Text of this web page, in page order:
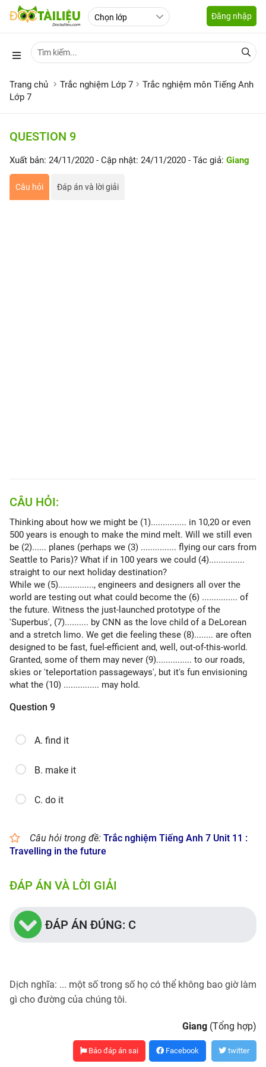
Đăng nhập
Trang chủ Trắc nghiệm Lớp 7
Trắc nghiệm môn Tiếng Anh
Lớp 7
QUESTION 9
Xuất bản: 24/11/2020 - Cập nhật: 24/11/2020 - Tác giả: Giang
Câu hỏi Đáp án và lời giải
CÂU HỎI:
Thinking about how we might be (1)............... in 10,20 or even
500 years is enough to make the mind melt. Will we still even
be (2)...... planes (perhaps we (3) ............... flying our cars from
Seattle to Paris)? What if in 100 years we could (4)...............
straight to our next holiday destination?
While we (5)..............., engineers and designers all over the
world are testing out what could become the (6) ............... of
the future. Witness the just-launched prototype of the
'Superbus', (7).......... by CNN as the love child of a DeLorean
and a stretch limo. We get die feeling these (8)........ are often
designed to be fast, fuel-efficient and, well, out-of-this-world.
Granted, some of them may never (9)............... to our roads,
skies or 'teleportation passageways', but it's fun envisioning
what the (10) ............... may hold.
Question 9
A. find it
B. make it
C. do it
Câu hỏi trong đề: Trắc nghiệm Tiếng Anh 7 Unit 11 :
Travelling in the future
ĐÁP ÁN VÀ LỜI GIẢI
ĐÁP ÁN ĐÚNG: C
Dịch nghĩa: ... một số trong số họ có thể không bao giờ làm
gì cho đường của chúng tôi.
Giang (Tổng hợp)
Báo đáp án sai Facebook twitter